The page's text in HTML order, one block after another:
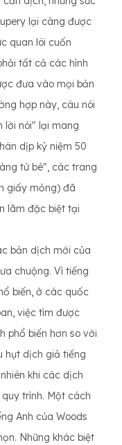
lại càng được
quan lôi cuốn
tất cả các hình
đưa vào mọi bản
hợp này, câu nói
lời nói" lại mang
dịp kỷ niệm 50
tử bé", các trang
giấy mỏng) đã
lãm đặc biệt tại
bản dịch mới của
chuộng. Vì tiếng
biến, ở các quốc
việc tìm được
phổ biến hơn so với
hụt dịch giả tiếng
khi các dịch
trình. Một cách
Anh của Woods
Những khác biệt